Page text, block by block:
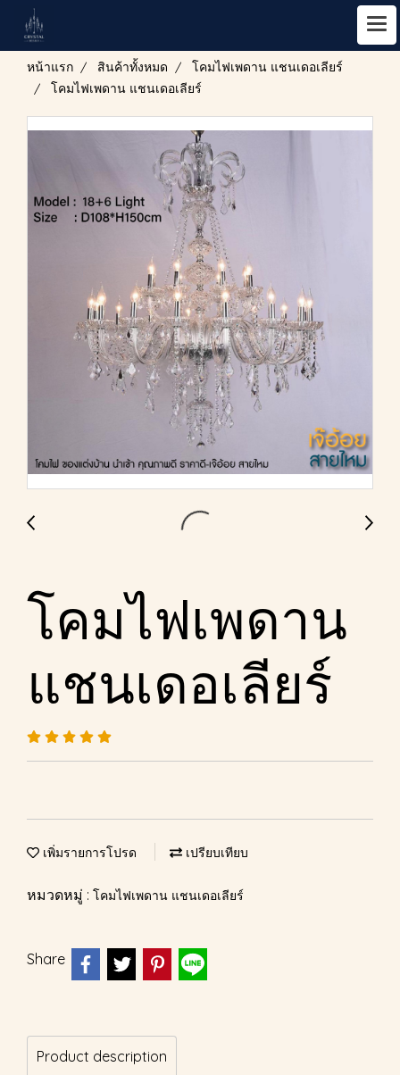
หน้าแรก สินค้าทั้งหมด
โคมไฟเพดาน แชนเดอเลียร์
โคมไฟเพดาน แชนเดอเลียร์
โคมไฟเพดาน
แชนเดอเลียร์
เพิ่มรายการโปรด เปรียบเทียบ
หมวดหมู่ : โคมไฟเพดาน แชนเดอเลียร์
Share
Product description